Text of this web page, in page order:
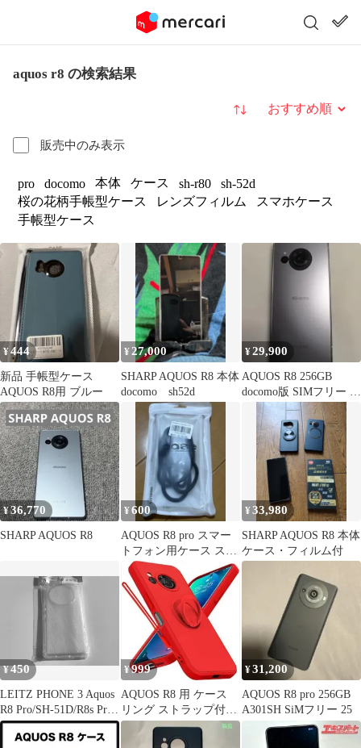
aquos r8 の検索結果
販売中のみ表示
並び替え
pro docomo 本体 ケース sh-r80
sh-52d
桜の花柄手帳型ケース
レンズフィルム
スマホケース
手帳型ケース
¥444
新品 手帳型ケース
AQUOS R8用 ブルー
¥ 27,000
SHARP AQUOS R8 本体
docomo sh52d
¥29,900
AQUOS R8 256GB
docomo版 SIMフリー ブ
ルー
¥36,770
SHARP AQUOS R8
¥600
AQUOS R8 pro スマー
トフォン用ケース スト
ラップ付き カーボン調
¥33,980
SHARP AQUOS R8 本体
ケース・フィルム付
¥450
LEITZ PHONE 3 Aquos
R8 Pro/SH-51D/R8s Pro
耐衝撃 上質 TPU ソフ
ト 透明 クリア ケース
¥999
AQUOS R8 用 ケース
リング ストラップ付き
SH-52D カバー
¥31,200
AQUOS R8 pro 256GB
A301SH SiMフリー 25